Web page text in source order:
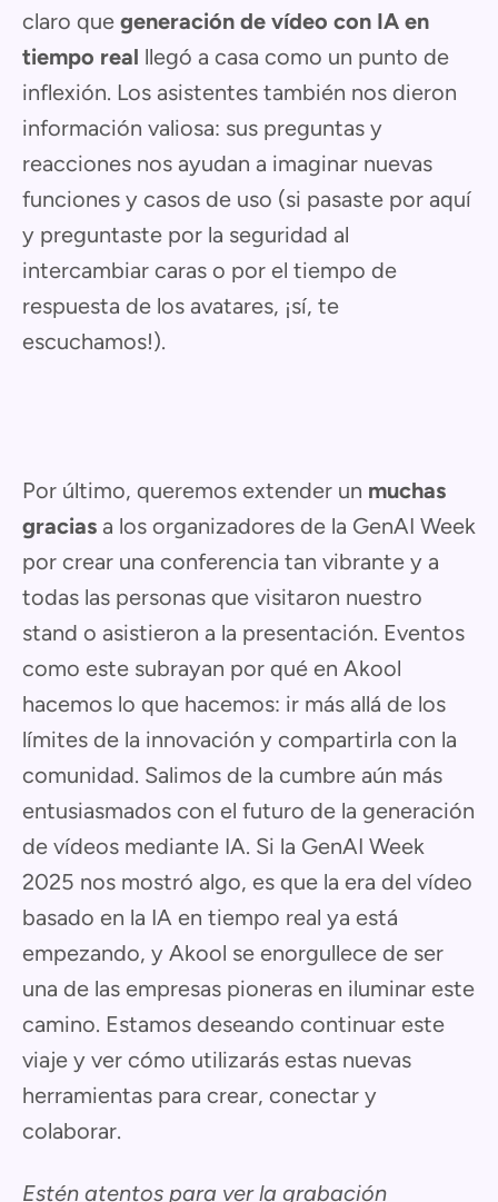
claro que generación de vídeo con IA en
tiempo real llegó a casa como un punto de
inflexión. Los asistentes también nos dieron
información valiosa: sus preguntas y
reacciones nos ayudan a imaginar nuevas
funciones y casos de uso (si pasaste por aquí
y preguntaste por la seguridad al
intercambiar caras o por el tiempo de
respuesta de los avatares, ¡sí, te
escuchamos!).
Por último, queremos extender un muchas
gracias a los organizadores de la GenAI Week
por crear una conferencia tan vibrante y a
todas las personas que visitaron nuestro
stand o asistieron a la presentación. Eventos
como este subrayan por qué en Akool
hacemos lo que hacemos: ir más allá de los
límites de la innovación y compartirla con la
comunidad. Salimos de la cumbre aún más
entusiasmados con el futuro de la generación
de vídeos mediante IA. Si la GenAI Week
2025 nos mostró algo, es que la era del vídeo
basado en la IA en tiempo real ya está
empezando, y Akool se enorgullece de ser
una de las empresas pioneras en iluminar este
camino. Estamos deseando continuar este
viaje y ver cómo utilizarás estas nuevas
herramientas para crear, conectar y
colaborar.
Estén atentos para ver la grabación